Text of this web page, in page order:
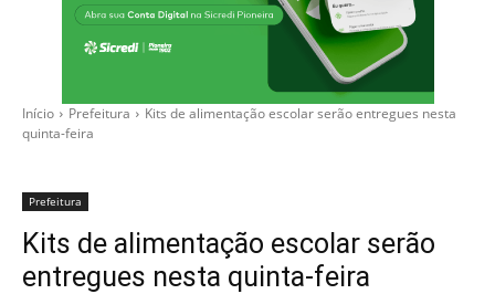
Início Prefeitura
Kits de alimentação escolar serão entregues nesta
quinta-feira
Prefeitura
Kits de alimentação escolar serão
entregues nesta quinta-feira